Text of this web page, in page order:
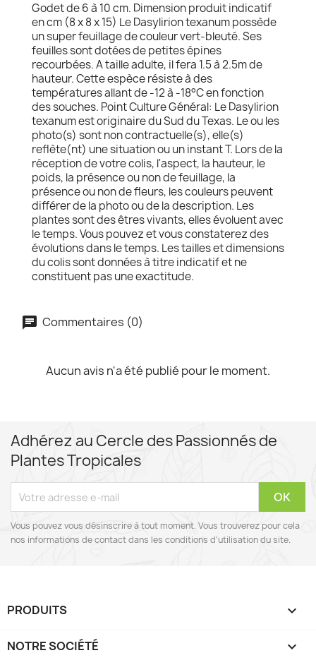
Godet de 6 à 10 cm. Dimension produit indicatif
en cm (8 x 8 x 15) Le Dasylirion texanum possède
un super feuillage de couleur vert-bleuté. Ses
feuilles sont dotées de petites épines
recourbées. A taille adulte, il fera 1.5 à 2.5m de
hauteur. Cette espèce résiste à des
températures allant de -12 à -18°C en fonction
des souches. Point Culture Général: Le Dasylirion
texanum est originaire du Sud du Texas. Le ou les
photo(s) sont non contractuelle(s), elle(s)
reflète(nt) une situation ou un instant T. Lors de la
réception de votre colis, l'aspect, la hauteur, le
poids, la présence ou non de feuillage, la
présence ou non de fleurs, les couleurs peuvent
différer de la photo ou de la description. Les
plantes sont des êtres vivants, elles évoluent avec
le temps. Vous pouvez et vous constaterez des
évolutions dans le temps. Les tailles et dimensions
du colis sont données à titre indicatif et ne
constituent pas une exactitude.
Commentaires (0)
Aucun avis n'a été publié pour le moment.
Adhérez au Cercle des Passionnés de
Plantes Tropicales
Vous pouvez vous désinscrire à tout moment. Vous trouverez pour cela
nos informations de contact dans les conditions d'utilisation du site.
PRODUITS 
NOTRE SOCIÉTÉ 